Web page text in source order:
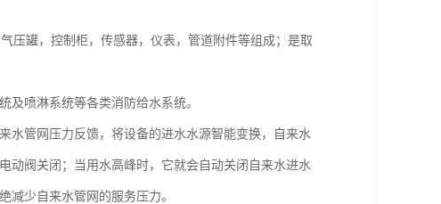
压罐，控制柜，传感器，仪表，管道附件等组成；是取
及喷淋系统等各类消防给水系统。
水管网压力反馈，将设备的进水水源智能变换，自来水
动阀关闭；当用水高峰时，它就会自动关闭自来水进水
减少自来水管网的服务压力。